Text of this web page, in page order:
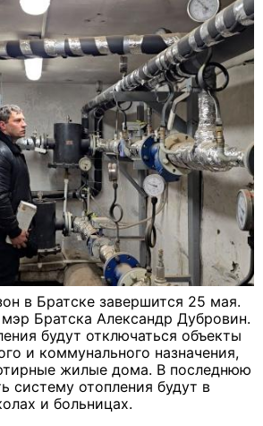
в Братске завершится 25 мая.
Братска Александр Дубровин.
будут отключаться объекты
и коммунального назначения,
жилые дома. В последнюю
систему отопления будут в
и больницах.